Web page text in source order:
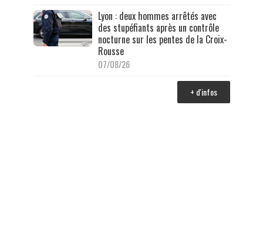
Lyon : deux hommes arrêtés avec
des stupéfiants après un contrôle
nocturne sur les pentes de la Croix-
Rousse
07/08/26
+ d'infos